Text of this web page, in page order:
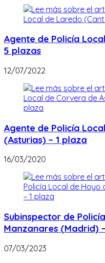
Agente de Policía
5 plazas
12/07/2022
Agente de Policía
(Asturias) – 1 plaza
16/03/2020
Subinspector de
Manzanares (Madrid)
07/03/2023